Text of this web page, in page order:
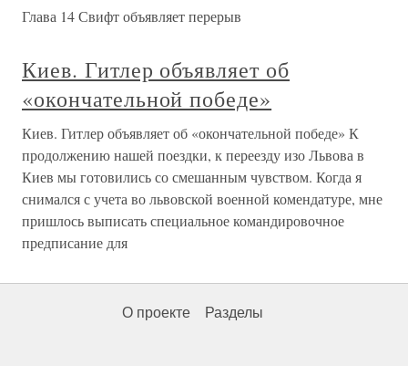
Глава 14 Свифт объявляет перерыв
Киев. Гитлер объявляет об
«окончательной победе»
Киев. Гитлер объявляет об «окончательной победе» К
продолжению нашей поездки, к переезду изо Львова в
Киев мы готовились со смешанным чувством. Когда я
снимался с учета во львовской военной комендатуре, мне
пришлось выписать специальное командировочное
предписание для
О проекте Разделы